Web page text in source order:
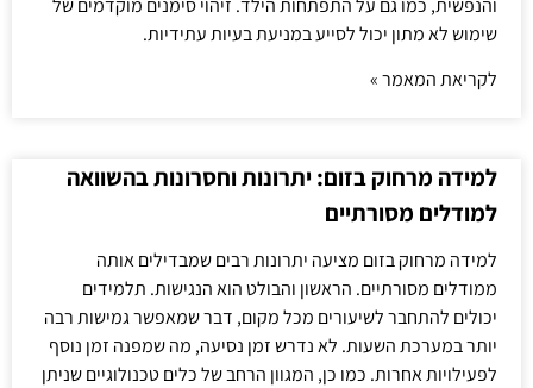
שימוש לא מתון יכול לסייע במניעת בעיות עתידיות.
לקריאת המאמר »
למידה מרחוק בזום: יתרונות וחסרונות בהשוואה
למודלים מסורתיים
למידה מרחוק בזום מציעה יתרונות רבים שמבדילים אותה
ממודלים מסורתיים. הראשון והבולט הוא הנגישות. תלמידים
יכולים להתחבר לשיעורים מכל מקום, דבר שמאפשר גמישות רבה
יותר במערכת השעות. לא נדרש זמן נסיעה, מה שמפנה זמן נוסף
לפעילויות אחרות. כמו כן, המגוון הרחב של כלים טכנולוגיים שניתן